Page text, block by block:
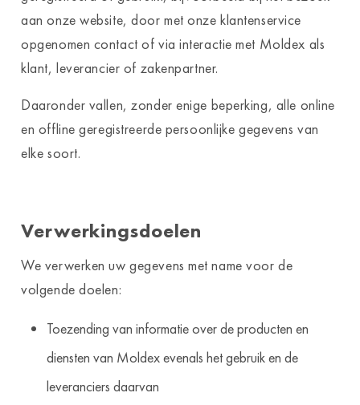
aan onze website, door met onze klantenservice
opgenomen contact of via interactie met Moldex als
klant, leverancier of zakenpartner.
Daaronder vallen, zonder enige beperking, alle online
en offline geregistreerde persoonlijke gegevens van
elke soort.
Verwerkingsdoelen
We verwerken uw gegevens met name voor de
volgende doelen:
Toezending van informatie over de producten en
diensten van Moldex evenals het gebruik en de
leveranciers daarvan